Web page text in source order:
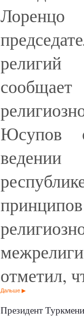
Лоренцо
Юсупов
ведении
отметил,
Дальше
Президент Туркменистана и